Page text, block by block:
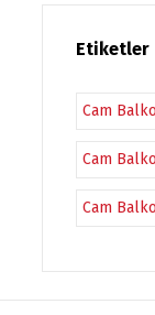
Etiketler
Cam
Cam
Cam